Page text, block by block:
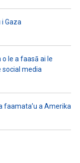
Gaza
o le a faasā ai le
social media
faamata’u a Amerika